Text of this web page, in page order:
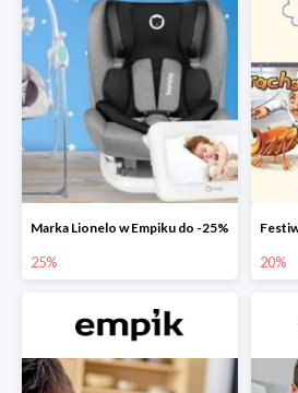
Marka Lionelo w Empiku do -25%
25% 20%